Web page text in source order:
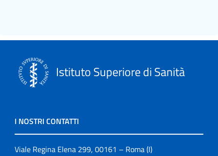
Istituto Superiore di Sanità
I NOSTRI CONTATTI
Viale Regina Elena 299, 00161 – Roma (I)